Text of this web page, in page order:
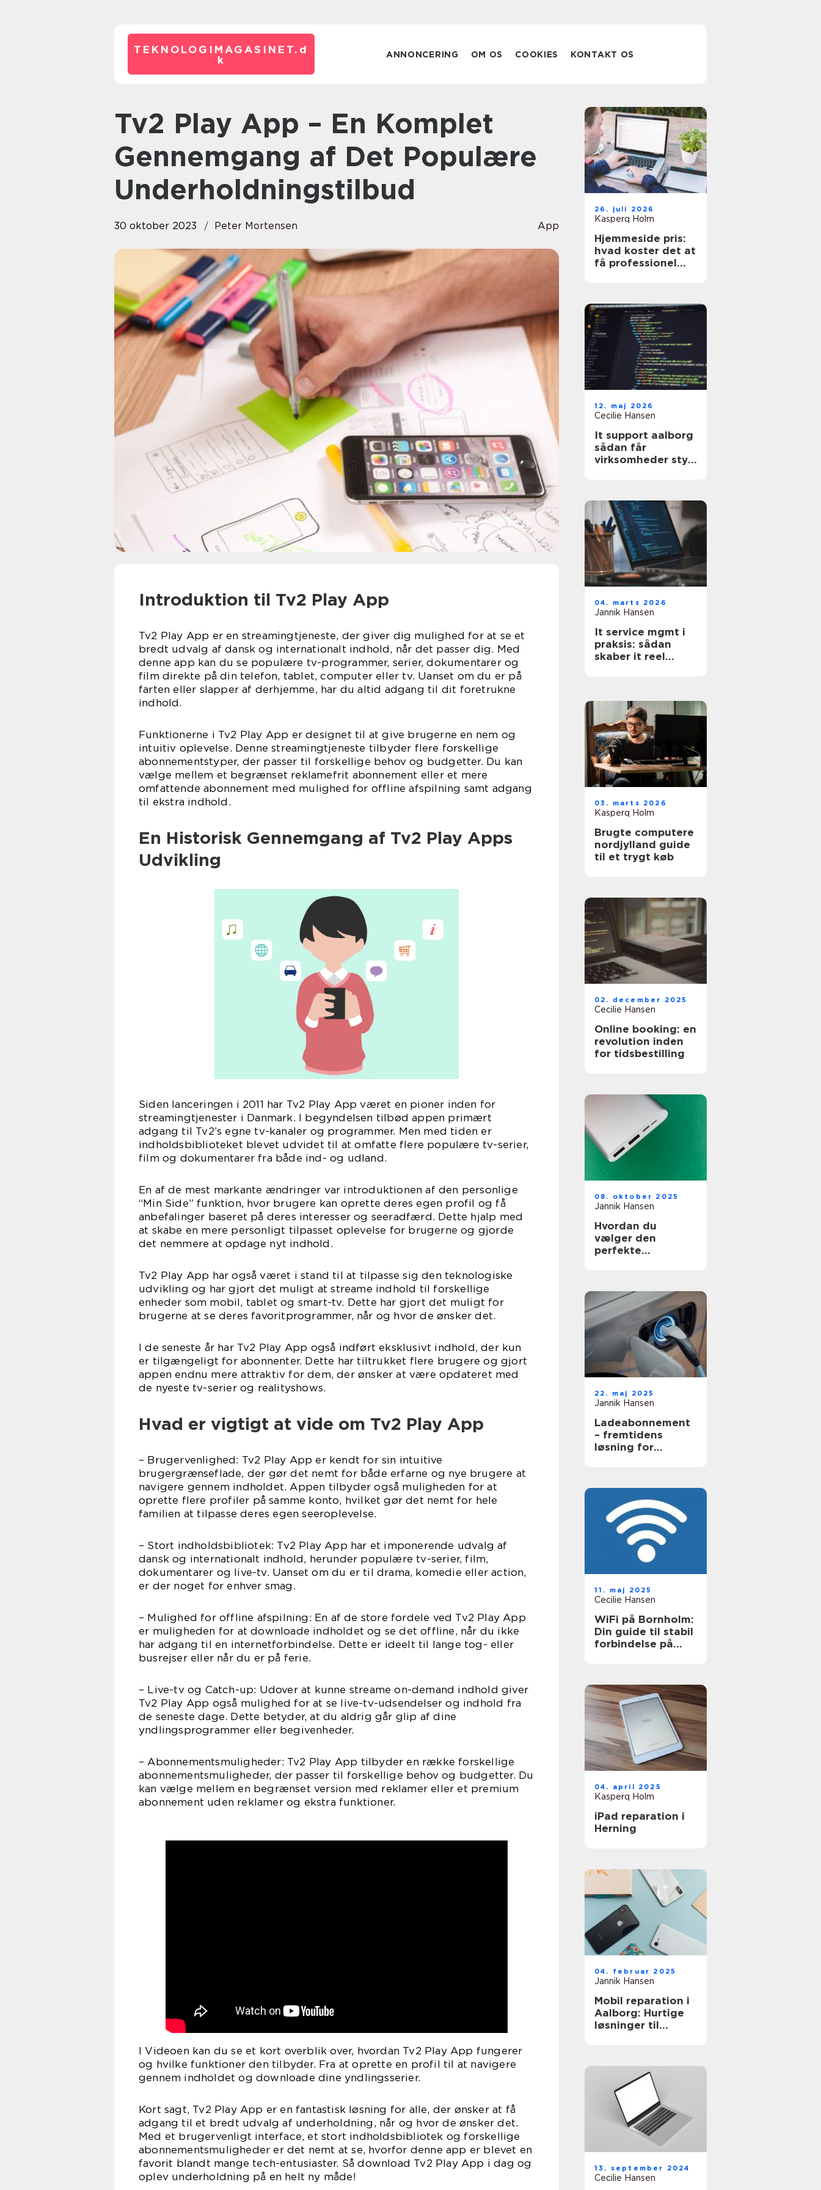
TEKNOLOGIMAGASINET. d
k
ANNONCERING OM OS COOKIES KONTAKT OS
Tv2 Play App – En Komplet
Gennemgang af Det Populære
Underholdningstilbud
30 oktober 2023 Peter Mortensen App
Introduktion til Tv2 Play App
Tv2 Play App er en streamingtjeneste, der giver dig mulighed for at se et
bredt udvalg af dansk og internationalt indhold, når det passer dig. Med
denne app kan du se populære tv-programmer, serier, dokumentarer og
film direkte på din telefon, tablet, computer eller tv. Uanset om du er på
farten eller slapper af derhjemme, har du altid adgang til dit foretrukne
indhold.
Funktionerne i Tv2 Play App er designet til at give brugerne en nem og
intuitiv oplevelse. Denne streamingtjeneste tilbyder flere forskellige
abonnementstyper, der passer til forskellige behov og budgetter. Du kan
vælge mellem et begrænset reklamefrit abonnement eller et mere
omfattende abonnement med mulighed for offline afspilning samt adgang
til ekstra indhold.
En Historisk Gennemgang af Tv2 Play Apps
Udvikling
Siden lanceringen i 2011 har Tv2 Play App været en pioner inden for
streamingtjenester i Danmark. I begyndelsen tilbød appen primært
adgang til Tv2’s egne tv-kanaler og programmer. Men med tiden er
indholdsbiblioteket blevet udvidet til at omfatte flere populære tv-serier,
film og dokumentarer fra både ind- og udland.
En af de mest markante ændringer var introduktionen af den personlige
“Min Side” funktion, hvor brugere kan oprette deres egen profil og få
anbefalinger baseret på deres interesser og seeradfærd. Dette hjalp med
at skabe en mere personligt tilpasset oplevelse for brugerne og gjorde
det nemmere at opdage nyt indhold.
Tv2 Play App har også været i stand til at tilpasse sig den teknologiske
udvikling og har gjort det muligt at streame indhold til forskellige
enheder som mobil, tablet og smart-tv. Dette har gjort det muligt for
brugerne at se deres favoritprogrammer, når og hvor de ønsker det.
I de seneste år har Tv2 Play App også indført eksklusivt indhold, der kun
er tilgængeligt for abonnenter. Dette har tiltrukket flere brugere og gjort
appen endnu mere attraktiv for dem, der ønsker at være opdateret med
de nyeste tv-serier og realityshows.
Hvad er vigtigt at vide om Tv2 Play App
– Brugervenlighed: Tv2 Play App er kendt for sin intuitive
brugergrænseflade, der gør det nemt for både erfarne og nye brugere at
navigere gennem indholdet. Appen tilbyder også muligheden for at
oprette flere profiler på samme konto, hvilket gør det nemt for hele
familien at tilpasse deres egen seeroplevelse.
– Stort indholdsbibliotek: Tv2 Play App har et imponerende udvalg af
dansk og internationalt indhold, herunder populære tv-serier, film,
dokumentarer og live-tv. Uanset om du er til drama, komedie eller action,
er der noget for enhver smag.
– Mulighed for offline afspilning: En af de store fordele ved Tv2 Play App
er muligheden for at downloade indholdet og se det offline, når du ikke
har adgang til en internetforbindelse. Dette er ideelt til lange tog- eller
busrejser eller når du er på ferie.
– Live-tv og Catch-up: Udover at kunne streame on-demand indhold giver
Tv2 Play App også mulighed for at se live-tv-udsendelser og indhold fra
de seneste dage. Dette betyder, at du aldrig går glip af dine
yndlingsprogrammer eller begivenheder.
– Abonnementsmuligheder: Tv2 Play App tilbyder en række forskellige
abonnementsmuligheder, der passer til forskellige behov og budgetter. Du
kan vælge mellem en begrænset version med reklamer eller et premium
abonnement uden reklamer og ekstra funktioner.
I Videoen kan du se et kort overblik over, hvordan Tv2 Play App fungerer
og hvilke funktioner den tilbyder. Fra at oprette en profil til at navigere
gennem indholdet og downloade dine yndlingsserier.
Kort sagt, Tv2 Play App er en fantastisk løsning for alle, der ønsker at få
adgang til et bredt udvalg af underholdning, når og hvor de ønsker det.
Med et brugervenligt interface, et stort indholdsbibliotek og forskellige
abonnementsmuligheder er det nemt at se, hvorfor denne app er blevet en
favorit blandt mange tech-entusiaster. Så download Tv2 Play App i dag og
oplev underholdning på en helt ny måde!
26. juli 2026
Kasperq Holm
Hjemmeside pris:
hvad koster det at
få professionel
12. maj 2026
Cecilie Hansen
It support aalborg
sådan får
virksomheder styr
04. marts 2026
Jannik Hansen
It service mgmt i
praksis: sådan
skaber it reel
03. marts 2026
Kasperq Holm
Brugte computere
nordjylland guide
til et trygt køb
02. december 2025
Cecilie Hansen
Online booking: en
revolution inden
for tidsbestilling
08. oktober 2025
Jannik Hansen
Hvordan du
vælger den
perfekte
22. maj 2025
Jannik Hansen
Ladeabonnement
– fremtidens
løsning for
11. maj 2025
Cecilie Hansen
WiFi på Bornholm:
Din guide til stabil
forbindelse på
04. april 2025
Kasperq Holm
iPad reparation i
Herning
04. februar 2025
Jannik Hansen
Mobil reparation i
Aalborg: Hurtige
løsninger til
13. september 2024
Cecilie Hansen